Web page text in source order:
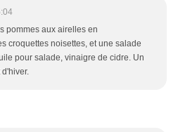
pommes aux airelles en
croquettes noisettes, et une salade
pour salade, vinaigre de cidre. Un